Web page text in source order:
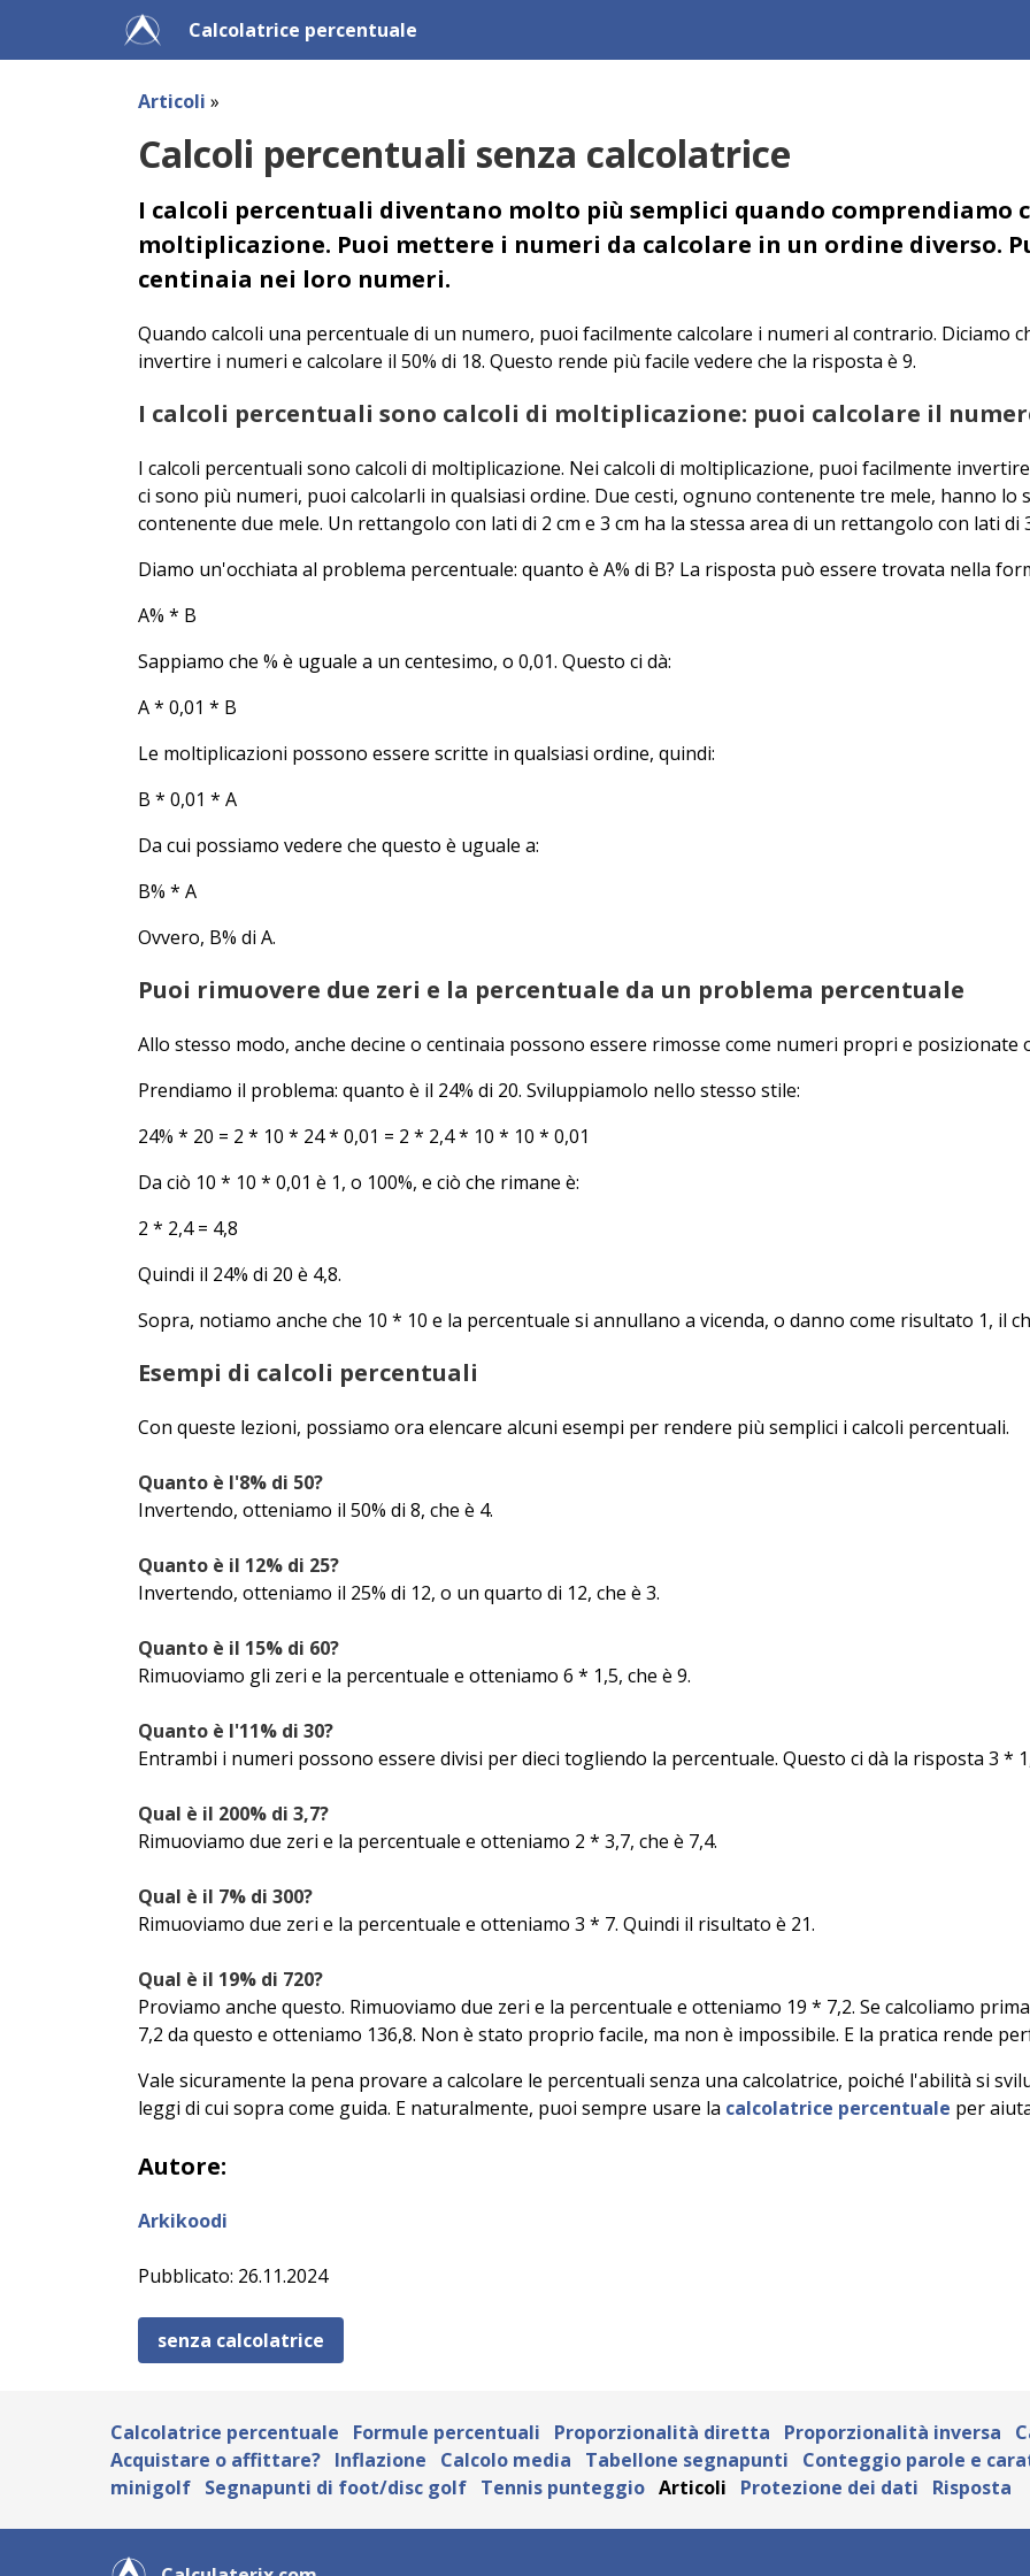
Calcolatrice percentuale
Articoli »
Calcoli percentuali senza calcolatrice
I calcoli percentuali diventano molto più semplici quando comprendiamo
moltiplicazione. Puoi mettere i numeri da calcolare in un ordine diverso.
centinaia nei loro numeri.
Quando calcoli una percentuale di un numero, puoi facilmente calcolare i numeri al contrario. Diciamo
invertire i numeri e calcolare il 50% di 18. Questo rende più facile vedere che la risposta è 9.
I calcoli percentuali sono calcoli di moltiplicazione: puoi calcolare il
I calcoli percentuali sono calcoli di moltiplicazione. Nei calcoli di moltiplicazione, puoi facilmente
ci sono più numeri, puoi calcolarli in qualsiasi ordine. Due cesti, ognuno contenente tre mele, hanno lo
contenente due mele. Un rettangolo con lati di 2 cm e 3 cm ha la stessa area di un rettangolo con lati di
Diamo un'occhiata al problema percentuale: quanto è A% di B? La risposta può essere trovata nella
A% * B
Sappiamo che % è uguale a un centesimo, o 0,01. Questo ci dà:
A * 0,01 * B
Le moltiplicazioni possono essere scritte in qualsiasi ordine, quindi:
B * 0,01 * A
Da cui possiamo vedere che questo è uguale a:
B% * A
Ovvero, B% di A.
Puoi rimuovere due zeri e la percentuale da un problema percentuale
Allo stesso modo, anche decine o centinaia possono essere rimosse come numeri propri e posizionate
Prendiamo il problema: quanto è il 24% di 20. Sviluppiamolo nello stesso stile:
24% * 20 = 2 * 10 * 24 * 0,01 = 2 * 2,4 * 10 * 10 * 0,01
Da ciò 10 * 10 * 0,01 è 1, o 100%, e ciò che rimane è:
2 * 2,4 = 4,8
Quindi il 24% di 20 è 4,8.
Sopra, notiamo anche che 10 * 10 e la percentuale si annullano a vicenda, o danno come risultato 1, il
Esempi di calcoli percentuali
Con queste lezioni, possiamo ora elencare alcuni esempi per rendere più semplici i calcoli percentuali.
Quanto è l'8% di 50?
Invertendo, otteniamo il 50% di 8, che è 4.
Quanto è il 12% di 25?
Invertendo, otteniamo il 25% di 12, o un quarto di 12, che è 3.
Quanto è il 15% di 60?
Rimuoviamo gli zeri e la percentuale e otteniamo 6 * 1,5, che è 9.
Quanto è l'11% di 30?
Entrambi i numeri possono essere divisi per dieci togliendo la percentuale. Questo ci dà la risposta 3 *
Qual è il 200% di 3,7?
Rimuoviamo due zeri e la percentuale e otteniamo 2 * 3,7, che è 7,4.
Qual è il 7% di 300?
Rimuoviamo due zeri e la percentuale e otteniamo 3 * 7. Quindi il risultato è 21.
Qual è il 19% di 720?
Proviamo anche questo. Rimuoviamo due zeri e la percentuale e otteniamo 19 * 7,2. Se calcoliamo
7,2 da questo e otteniamo 136,8. Non è stato proprio facile, ma non è impossibile. E la pratica rende
Vale sicuramente la pena provare a calcolare le percentuali senza una calcolatrice, poiché l'abilità si
leggi di cui sopra come guida. E naturalmente, puoi sempre usare la calcolatrice percentuale per
Autore:
Arkikoodi
Pubblicato: 26.11.2024
senza calcolatrice
Calcolatrice percentuale Formule percentuali Proporzionalità diretta Proporzionalità inversa
Acquistare o affittare? Inflazione Calcolo media Tabellone segnapunti Conteggio parole e
minigolf Segnapunti di foot/disc golf Tennis punteggio Articoli Protezione dei dati Risposta